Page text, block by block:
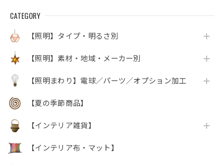
CATEGORY
【照明】タイプ・明るさ別
【照明】素材・地域・メーカー別
【照明まわり】電球／パーツ／オプション加工
【夏の季節商品】
【インテリア雑貨】
【インテリア布・マット】